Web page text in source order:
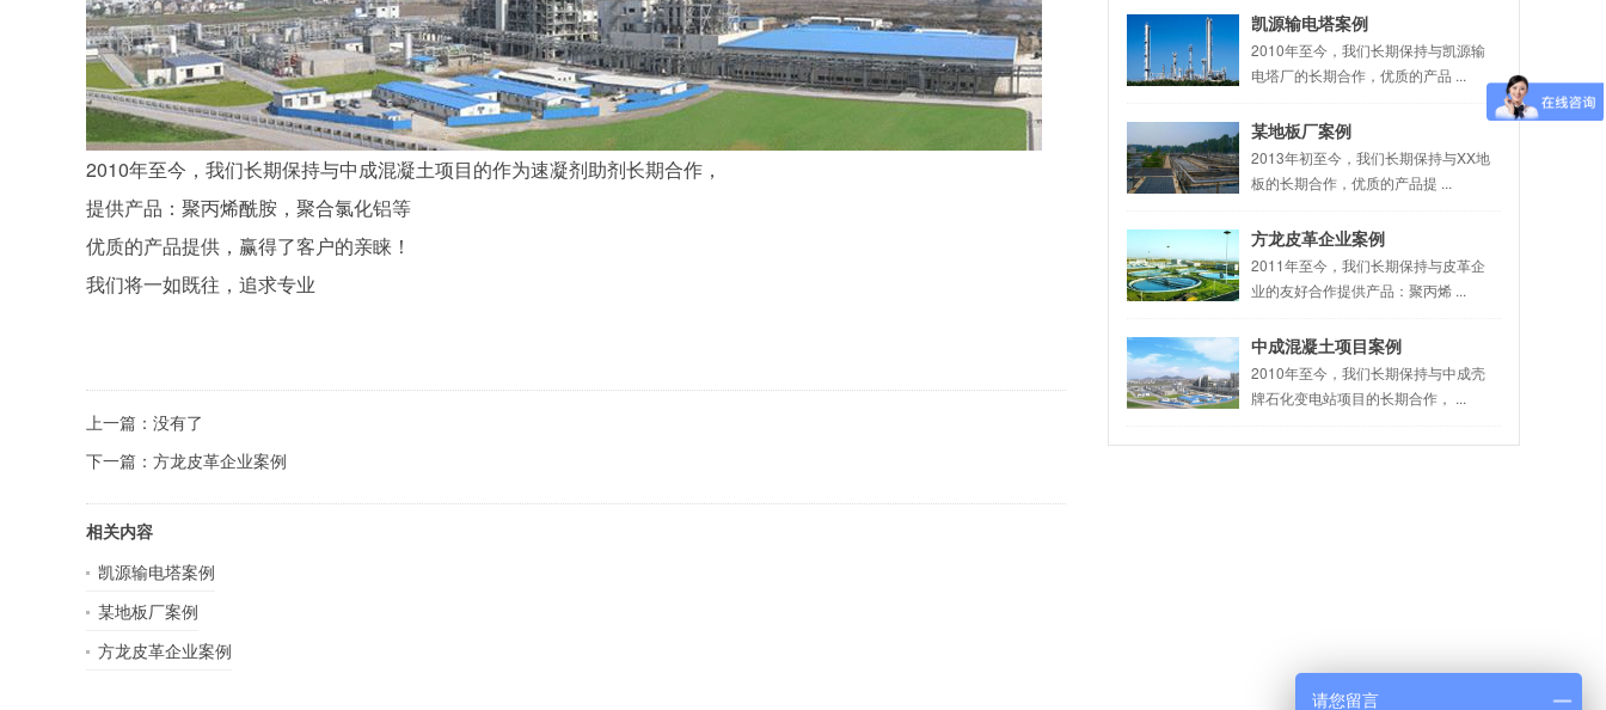
2010年至今，我们长期保持与中成混凝土项目的作为速凝剂助剂长期合作，
提供产品： 聚丙烯酰胺 ， 聚合氯化铝等
优质的产品提供，赢得了客户的亲睐！
我们将一如既往，追求专业
上一篇：没有了
下一篇： 方龙皮革企业案例
相关内容
凯源输电塔案例
某地板厂案例
方龙皮革企业案例
凯源输电塔案例
2010年至今，我们长期保持与凯源输
电塔厂的长期合作，优质的产品 ...
某地板厂案例
2013年初至今，我们长期保持与XX地
板的长期合作，优质的产品提 ...
方龙皮革企业案例
2011年至今，我们长期保持与皮革企
业的友好合作提供产品：聚丙烯 ...
中成混凝土项目案例
2010年至今，我们长期保持与中成壳
牌石化变电站项目的长期合作， ...
请您留言